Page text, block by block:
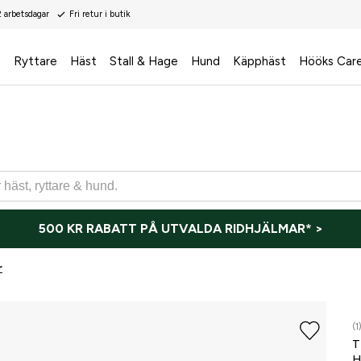
Fri retur i butik
Ryttare Häst Stall & Hage Hund Käpphäst Hööks
500 KR RABATT PÅ UTVALDA RIDHJÄLMAR* >
(1)